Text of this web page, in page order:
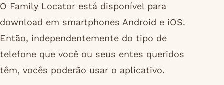
O Family Locator está disponível para
download em smartphones Android e iOS.
Então, independentemente do tipo de
telefone que você ou seus entes queridos
têm, vocês poderão usar o aplicativo.